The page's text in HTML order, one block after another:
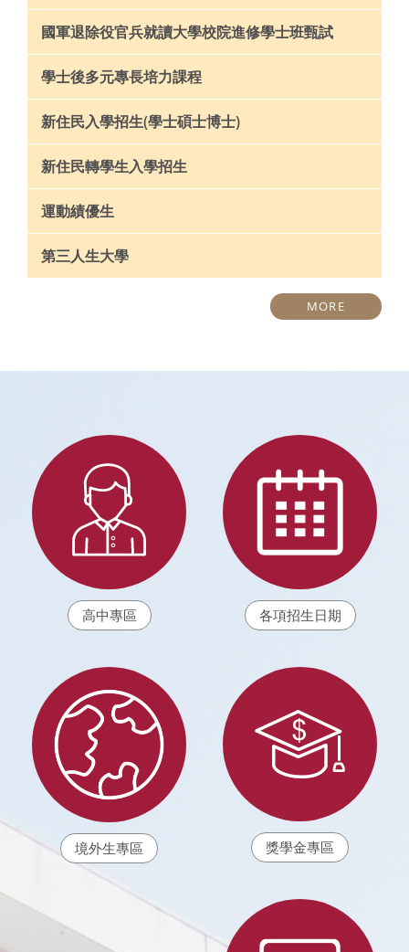
國軍退除役官兵就讀大學校院進修學士班甄試
學士後多元專長培力課程
新住民入學招生(學士碩士博士)
新住民轉學生入學招生
運動績優生
第三人生大學
MORE
高中專區 各項招生日期
境外生專區 獎學金專區